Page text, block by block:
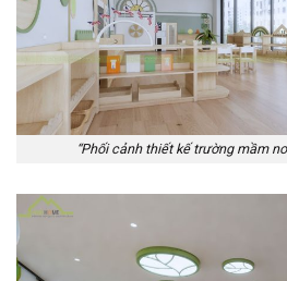
“Phối cảnh thiết kế trường mầm